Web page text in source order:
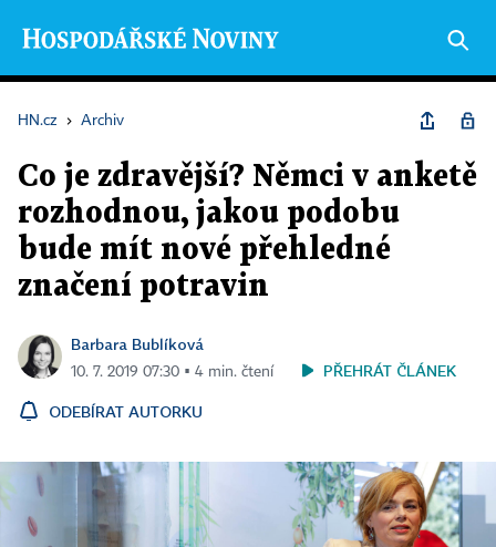
HN.cz › Archiv
Co je zdravější? Němci v anketě
rozhodnou, jakou podobu
bude mít nové přehledné
značení potravin
Barbara Bublíková
10. 7. 2019 07:30 ▪ 4 min. čtení PŘEHRÁT ČLÁNEK
ODEBÍRAT AUTORKU